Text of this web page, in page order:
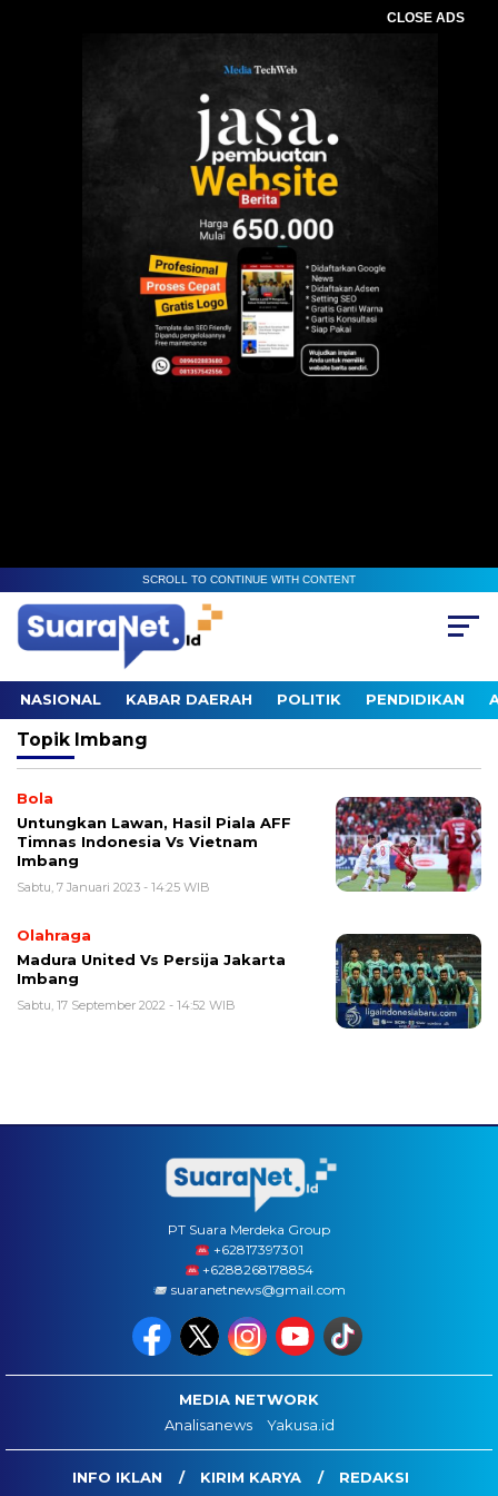
CLOSE ADS
SCROLL TO CONTINUE WITH CONTENT
NASIONAL KABAR DAERAH POLITIK PENDIDIKAN
Topik Imbang
Bola
Untungkan Lawan, Hasil Piala AFF
Timnas Indonesia Vs Vietnam
Imbang
Sabtu, 7 Januari 2023 - 14:25 WIB
Olahraga
Madura United Vs Persija Jakarta
Imbang
Sabtu, 17 September 2022 - 14:52 WIB
PT Suara Merdeka Group
‪+62817397301
+6288268178854
suaranetnews@gmail.com
MEDIA NETWORK
Analisanews
Yakusa.id
INFO IKLAN KIRIM KARYA REDAKSI